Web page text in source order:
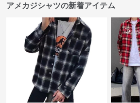
アメカジシャツの新着アイテム